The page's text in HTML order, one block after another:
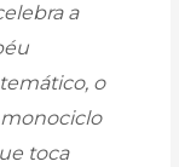
a
o
toca